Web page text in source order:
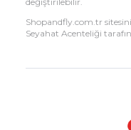
Shopandfly.com.tr
Seyahat Acenteliği